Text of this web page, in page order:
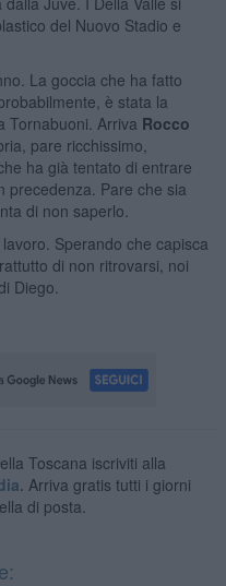
del Nuovo Stadio e
La goccia che ha fatto
è stata la
Tornabuoni. Arriva Rocco
pare ricchissimo,
ha già tentato di entrare
precedenza. Pare che sia
di non saperlo.
Sperando che capisca
di non ritrovarsi, noi
Diego.
Toscana iscriviti alla
Arriva gratis tutti i giorni
di posta.